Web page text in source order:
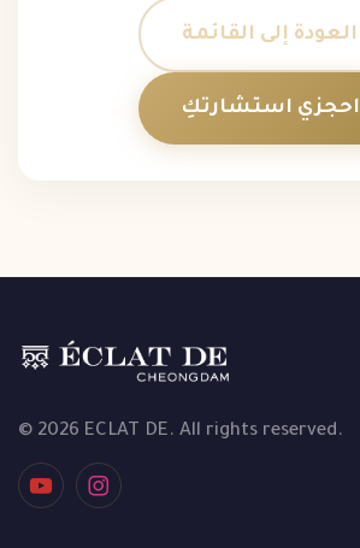
العودة إلى القائمة
احجزي استشارتكِ
© 2026 ECLAT DE. All rights reserved.